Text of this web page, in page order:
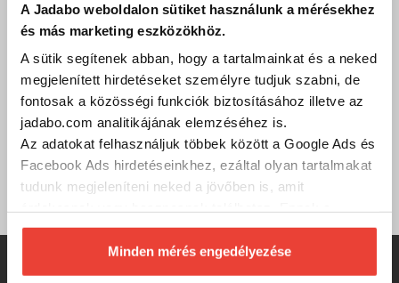
A Jadabo weboldalon sütiket használunk a mérésekhez
és más marketing eszközökhöz.
A sütik segítenek abban, hogy a tartalmainkat és a neked
megjelenített hirdetéseket személyre tudjuk szabni, de
fontosak a közösségi funkciók biztosításához illetve az
jadabo.com analitikájának elemzéséhez is.
Az adatokat felhasználjuk többek között a Google Ads és
Facebook Ads hirdetéseinkhez, ezáltal olyan tartalmakat
tudunk megjeleníteni neked a jövőben is, amit
biztosításához arra kérünk, hogy engedd meg
számunkra minden mérés használatát.
Természetesensoha semmilyen formában nem fogunk
Minden mérés engedélyezése
Gyik
Összegyűjtöttük a legfontosabb kérdéseket és válaszokat
a weboldalról és a JADABO-ról. Böngészd őket kedved
szerint, ha esetleg nem találod, amit kerestél, hívj minket
vagy írj nekünk! Görbüljön!
Gyakran ismételt kérdések